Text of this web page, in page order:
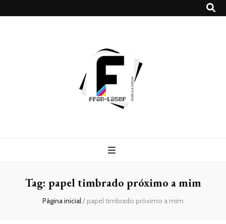
Tag: papel timbrado próximo a mim
Página inicial/ papel timbrado próximo a mim